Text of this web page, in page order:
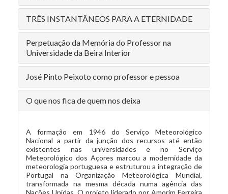
TRÊS INSTANTÂNEOS PARA A ETERNIDADE
Perpetuação da Memória do Professor na
Universidade da Beira Interior
José Pinto Peixoto como professor e pessoa
O que nos fica de quem nos deixa
A formação em 1946 do Serviço Meteorológico
Nacional a partir da junção dos recursos até então
existentes nas universidades e no Serviço
Meteorológico dos Açores marcou a modernidade da
meteorologia portuguesa e estruturou a integração de
Portugal na Organização Meteorológica Mundial,
transformada na mesma década numa agência das
Nações Unidas. O projeto liderado por Amorim Ferreira